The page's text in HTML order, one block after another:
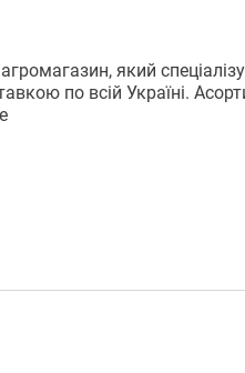
який
по всій Україні.